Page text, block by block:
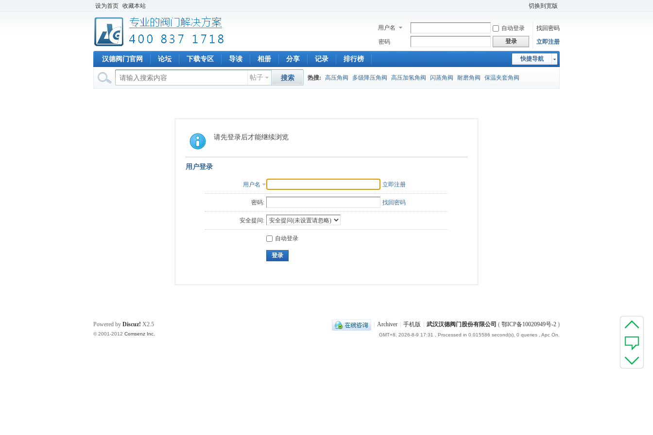
设为首页 收藏本站 切换到宽版
用户名 自动登录
找回密码
密码
登录 立即注册
快捷导航
汉德阀门官网 论坛 下载专区 导读 相册 分享 记录 排行榜
帖子 搜索 热搜: 高压角阀 多级降压角阀 高压加氢角阀 闪蒸角阀 耐磨角阀 保温夹套角阀
请先登录后才能继续浏览
用户登录
用户名 立即注册
密码: 找回密码
安全提问:
自动登录
登录
Archiver 手机版 武汉汉德阀门股份有限公司 ( 鄂ICP备10020949号-2 )
GMT+8, 2026-8-9 17:31 , Processed in 0.015586 second(s), 0 queries , Apc On.
Powered by Discuz! X2.5
© 2001-2012 Comsenz Inc.